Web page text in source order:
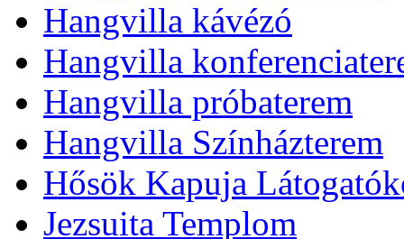
Hangvilla kávézó
Hangvilla
Hangvilla próbaterem
Hangvilla Színházterem
Hősök Kapuja
Jezsuita Templom